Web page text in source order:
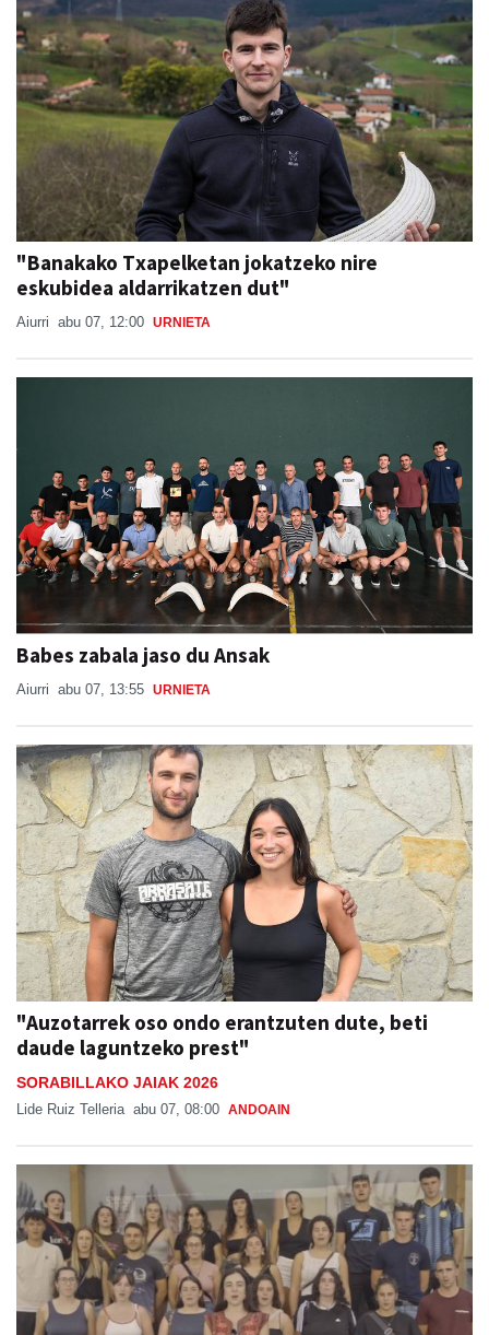
"Banakako Txapelketan jokatzeko nire
eskubidea aldarrikatzen dut"
Aiurri abu 07, 12:00 URNIETA
Babes zabala jaso du Ansak
Aiurri abu 07, 13:55 URNIETA
"Auzotarrek oso ondo erantzuten dute, beti
daude laguntzeko prest"
SORABILLAKO JAIAK 2026
Lide Ruiz Telleria abu 07, 08:00 ANDOAIN